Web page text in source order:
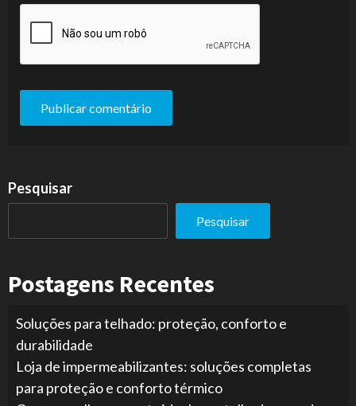
Pesquisar
Pesquisar
Postagens Recentes
Soluções para telhado: proteção, conforto e
durabilidade
Loja de impermeabilizantes: soluções completas
para proteção e conforto térmico